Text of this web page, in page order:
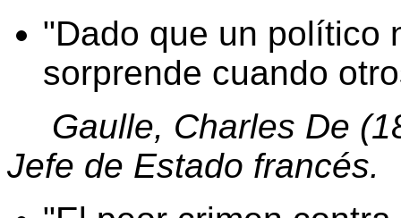
Dado que un político
sorprende cuando
Gaulle, Charles De
Jefe de Estado francés.